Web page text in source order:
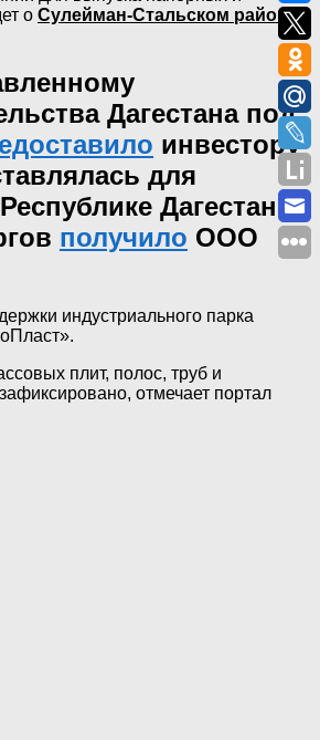
о Сулейман-Стальском районе
Дагестана под
инвестору
для
Дагестан».
получило ООО
индустриального парка
плит, полос, труб и
отмечает портал